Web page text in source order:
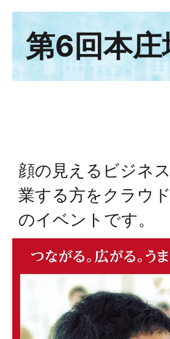
第6回本
顔の見えるビジネ
業する方をクラウ
のイベントです。